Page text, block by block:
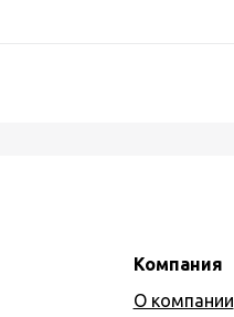
Компания
О компании